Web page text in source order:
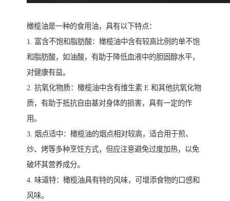
橄榄油是一种的食用油，具有以下特点：
1. 富含不饱和脂肪酸：橄榄油中含有较高比例的单不饱
和脂肪酸，如油酸，有助于降低血液中的胆固醇水平，
对健康有益。
2. 抗氧化物质：橄榄油中含有维生素 E 和其他抗氧化物
质，有助于抵抗自由基对身体的损害，具有一定的作
用。
3. 烟点适中：橄榄油的烟点相对较高，适合用于煎、
炒、烤等多种烹饪方式，但应注意避免过度加热，以免
破坏其营养成分。
4. 味道特：橄榄油具有特的风味，可增添食物的口感和
风味。